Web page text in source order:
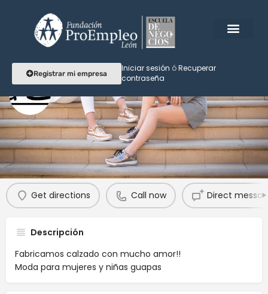
Registrar mi empresa
Iniciar sesión óRecuperar
contraseña
Perla Armenta Collection
Perfil Reseñas 0 Eventos
Get directions Call now Direct
Descripción
Fabricamos calzado con mucho amor!!
Moda para mujeres y niñas guapas